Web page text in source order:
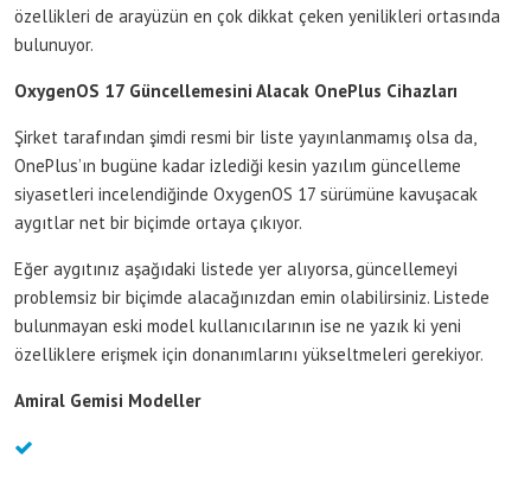
özellikleri de arayüzün en çok dikkat çeken yenilikleri ortasında
bulunuyor.
OxygenOS 17 Güncellemesini Alacak OnePlus Cihazları
Şirket tarafından şimdi resmi bir liste yayınlanmamış olsa da,
OnePlus’ın bugüne kadar izlediği kesin yazılım güncelleme
siyasetleri incelendiğinde OxygenOS 17 sürümüne kavuşacak
aygıtlar net bir biçimde ortaya çıkıyor.
Eğer aygıtınız aşağıdaki listede yer alıyorsa, güncellemeyi
problemsiz bir biçimde alacağınızdan emin olabilirsiniz. Listede
bulunmayan eski model kullanıcılarının ise ne yazık ki yeni
özelliklere erişmek için donanımlarını yükseltmeleri gerekiyor.
Amiral Gemisi Modeller